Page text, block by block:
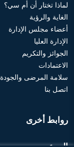
لماذا تختار أن أم سي؟
الغاية والرؤية
أعضاء مجلس الإدارة
الإدارة العليا
الجوائز والتكريم
الاعتمادات
سلامة المرضى والجودة
اتصل بنا
روابط أخرى